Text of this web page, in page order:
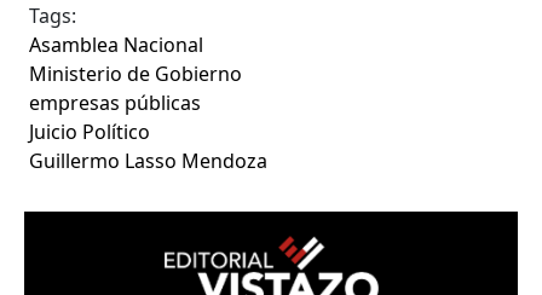
Tags:
Asamblea Nacional
Ministerio de Gobierno
empresas públicas
Juicio Político
Guillermo Lasso Mendoza